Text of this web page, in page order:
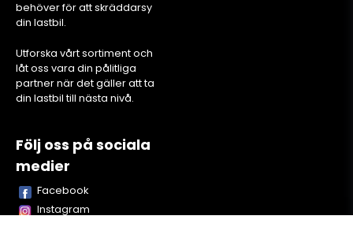
behöver för att skräddarsy
din lastbil.
Utforska vårt sortiment och
låt oss vara din pålitliga
partner när det gäller att ta
din lastbil till nästa nivå.
Följ oss på sociala
medier
Facebook
Instagram